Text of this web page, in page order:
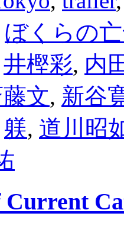
ぼくらの
井樫彩, 内
文, 新谷
躾, 道川昭
Current